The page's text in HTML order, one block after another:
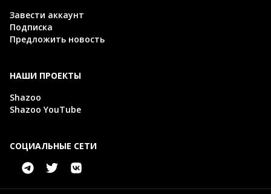
Завести аккаунт
Подписка
Предложить новость
НАШИ ПРОЕКТЫ
Shazoo
Shazoo YouTube
СОЦИАЛЬНЫЕ СЕТИ